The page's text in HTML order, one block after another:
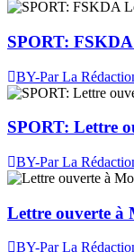
SPORT:
BY-Par La
SPORT: Lettre
BY-Par La
Lettre ouverte à
BY-Par La